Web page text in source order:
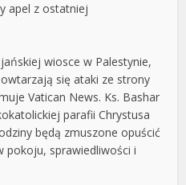
apel z ostatniej
wiosce w Palestynie,
się ataki ze strony
Vatican News. Ks. Bashar
parafii Chrystusa
będą zmuszone opuścić
pokoju, sprawiedliwości i